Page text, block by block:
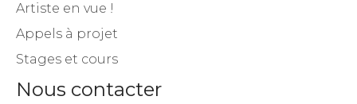
Artiste en vue !
Appels à projet
Stages et cours
Nous contacter